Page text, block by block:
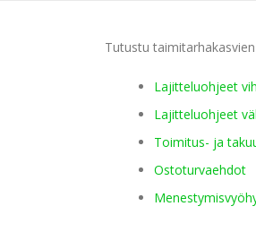
Tutustu
Lajitteluohjeet
Lajitteluohjeet
Toimitus- ja
Ostoturvaehdot